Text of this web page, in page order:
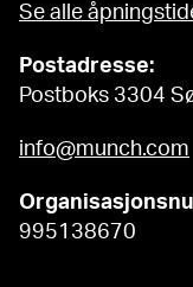
Se alle
Postadresse:
Postboks 3304
info@munch.com
995138670